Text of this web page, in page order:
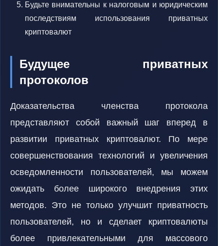
Будьте внимательны к налоговым и юридическим
последствиям использования приватных
криптовалют
Будущее приватных
протоколов
Доказательства членства протокола
представляют собой важный шаг вперед в
развитии приватных криптовалют. По мере
совершенствования технологий и увеличения
осведомленности пользователей, мы можем
ожидать более широкого внедрения этих
методов. Это не только улучшит приватность
пользователей, но и сделает криптовалюты
более привлекательными для массового